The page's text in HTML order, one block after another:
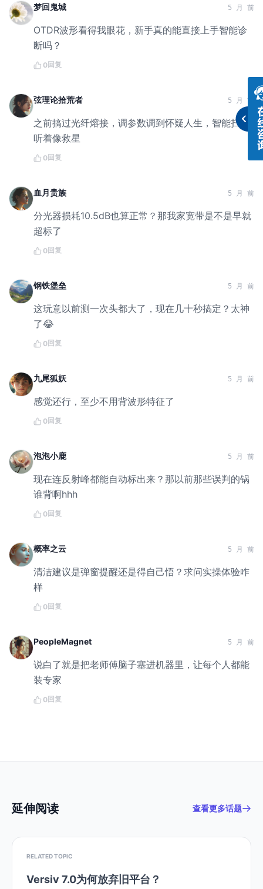
梦回鬼城 5 月 前
OTDR波形看得我眼花，新手真的能直接上手智能诊
断吗？
0回复
弦理论拾荒者 5 月 前
之前搞过光纤熔接，调参数调到怀疑人生，智能扫描
听着像救星
0回复
血月贵族 5 月 前
分光器损耗10.5dB也算正常？那我家宽带是不是早就
超标了
0回复
钢铁堡垒 5 月 前
这玩意以前测一次头都大了，现在几十秒搞定？太神
了😂
0回复
九尾狐妖 5 月 前
感觉还行，至少不用背波形特征了
0回复
泡泡小鹿 5 月 前
现在连反射峰都能自动标出来？那以前那些误判的锅
谁背啊hhh
0回复
概率之云 5 月 前
清洁建议是弹窗提醒还是得自己悟？求问实操体验咋
样
0回复
PeopleMagnet 5 月 前
说白了就是把老师傅脑子塞进机器里，让每个人都能
装专家
0回复
延伸阅读 查看更多话题
RELATED TOPIC
Versiv 7.0为何放弃旧平台？